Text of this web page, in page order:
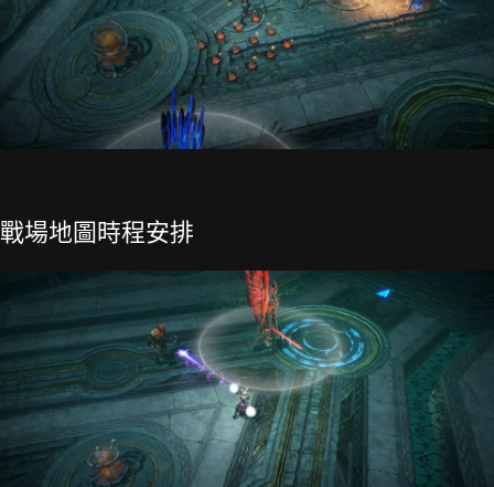
戰場地圖時程安排